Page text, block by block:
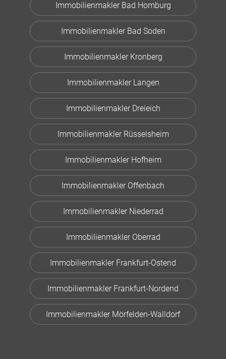
Immobilienmakler Bad Homburg
Immobilienmakler Bad Soden
Immobilienmakler Kronberg
Immobilienmakler Langen
Immobilienmakler Dreieich
Immobilienmakler Rüsselsheim
Immobilienmakler Hofheim
Immobilienmakler Offenbach
Immobilienmakler Niederrad
Immobilienmakler Oberrad
Immobilienmakler Frankfurt-Ostend
Immobilienmakler Frankfurt-Nordend
Immobilienmakler Mörfelden-Walldorf